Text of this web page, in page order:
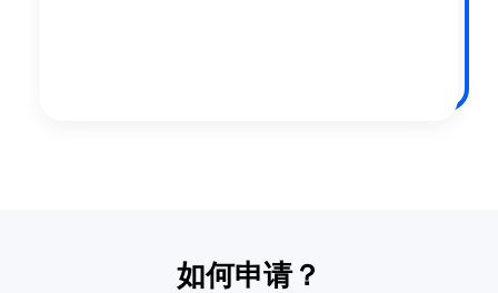
如何申请？